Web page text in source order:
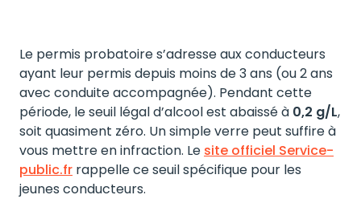
Le permis probatoire s’adresse aux conducteurs
ayant leur permis depuis moins de 3 ans (ou 2 ans
avec conduite accompagnée). Pendant cette
période, le seuil légal d’alcool est abaissé à 0,2 g/L,
soit quasiment zéro. Un simple verre peut suffire à
vous mettre en infraction. Le site officiel Service-
public.fr rappelle ce seuil spécifique pour les
jeunes conducteurs.